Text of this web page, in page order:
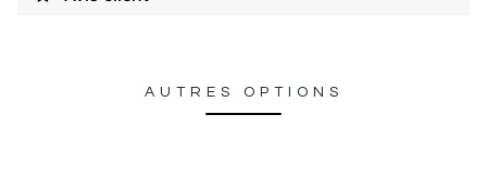
AUTRES OPTIONS